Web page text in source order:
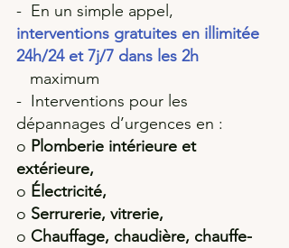
-  En un simple appel,
interventions gratuites en illimitée
24h/24 et 7j/7 dans les 2h
   maximum
-  Interventions pour les
dépannages d’urgences en :
o Plomberie intérieure et
extérieure,
o Électricité,
o Serrurerie, vitrerie,
o Chauffage, chaudière, chauffe-